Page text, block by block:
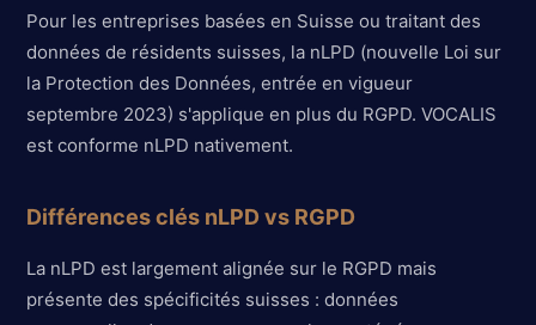
Pour les entreprises basées en Suisse ou traitant des
données de résidents suisses, la nLPD (nouvelle Loi sur
la Protection des Données, entrée en vigueur
septembre 2023) s'applique en plus du RGPD. VOCALIS
est conforme nLPD nativement.
Différences clés nLPD vs RGPD
La nLPD est largement alignée sur le RGPD mais
présente des spécificités suisses : données